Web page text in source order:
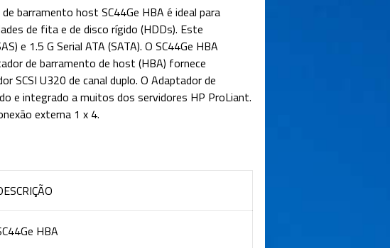
barramento host SC44Ge HBA é ideal para
de fita e de disco rígido (HDDs). Este
e 1.5 G Serial ATA (SATA). O SC44Ge HBA
de barramento de host (HBA) fornece
SCSI U320 de canal duplo. O Adaptador de
e integrado a muitos dos servidores HP ProLiant.
externa 1 x 4.
HBA